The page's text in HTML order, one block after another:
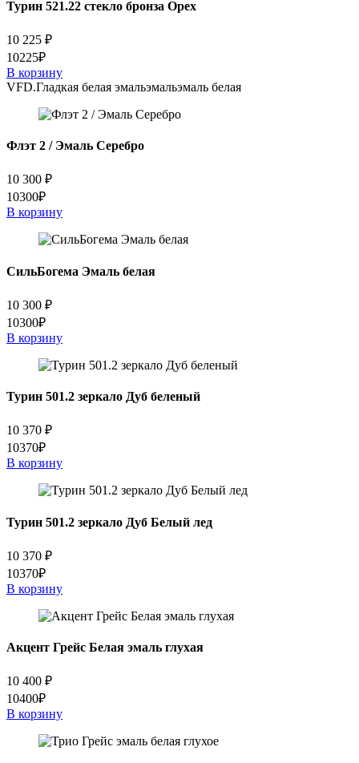
Турин 521.22 стекло бронза Орех
10 225 ₽
10225₽
В корзину
VFD.Гладкая белая эмальэмальэмаль белая
Флэт 2 / Эмаль Серебро
10 300 ₽
10300₽
В корзину
СильБогема Эмаль белая
10 300 ₽
10300₽
В корзину
Турин 501.2 зеркало Дуб беленый
10 370 ₽
10370₽
В корзину
Турин 501.2 зеркало Дуб Белый лед
10 370 ₽
10370₽
В корзину
Акцент Грейс Белая эмаль глухая
10 400 ₽
10400₽
В корзину